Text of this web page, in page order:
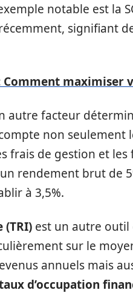
notable est la
signifiant
Comment maximiser
autre facteur
non seulement
frais de gestion et les
rendement brut de
à 3,5%.
(TRI) est un autre
sur le
annuels mais
d’occupation